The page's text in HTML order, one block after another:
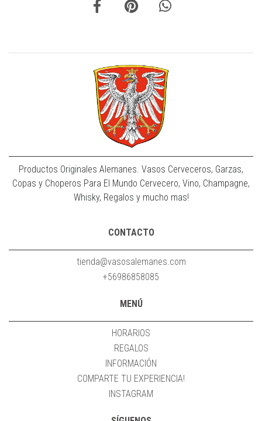
Productos Originales Alemanes. Vasos Cerveceros, Garzas,
Copas y Choperos Para El Mundo Cervecero, Vino, Champagne,
Whisky, Regalos y mucho mas!
CONTACTO
tienda@vasosalemanes.com
+56986858085
MENÚ
HORARIOS
REGALOS
INFORMACIÓN
COMPARTE TU EXPERIENCIA!
INSTAGRAM